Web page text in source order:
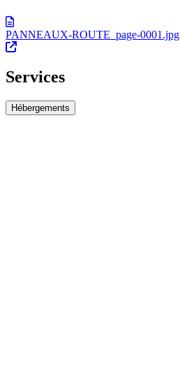
PANNEAUX-ROUTE_page-0001.jpg
Services
Hébergements